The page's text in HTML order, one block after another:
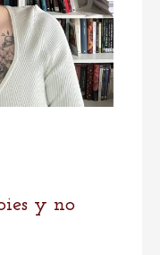
y no